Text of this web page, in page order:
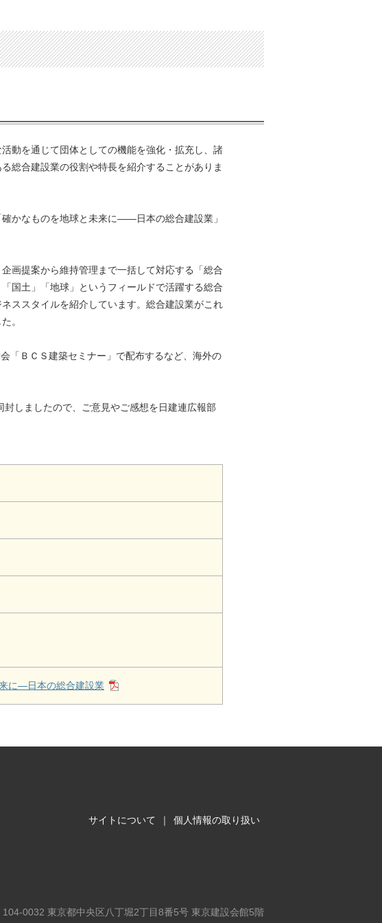
動を通じて団体としての機能を強化・拡充し、諸
総合建設業の役割や特長を紹介することがありま
かなものを地球と未来に――日本の総合建設業」
画提案から維持管理まで一括して対応する「総合
国土」「地球」というフィールドで活躍する総合
ススタイルを紹介しています。総合建設業がこれ
。
「ＢＣＳ建築セミナー」で配布するなど、海外の
しましたので、ご意見やご感想を日建連広報部
に―日本の総合建設業
サイトについて ｜ 個人情報の取り扱い
104-0032 東京都中央区八丁堀2丁目8番5号 東京建設会館5階